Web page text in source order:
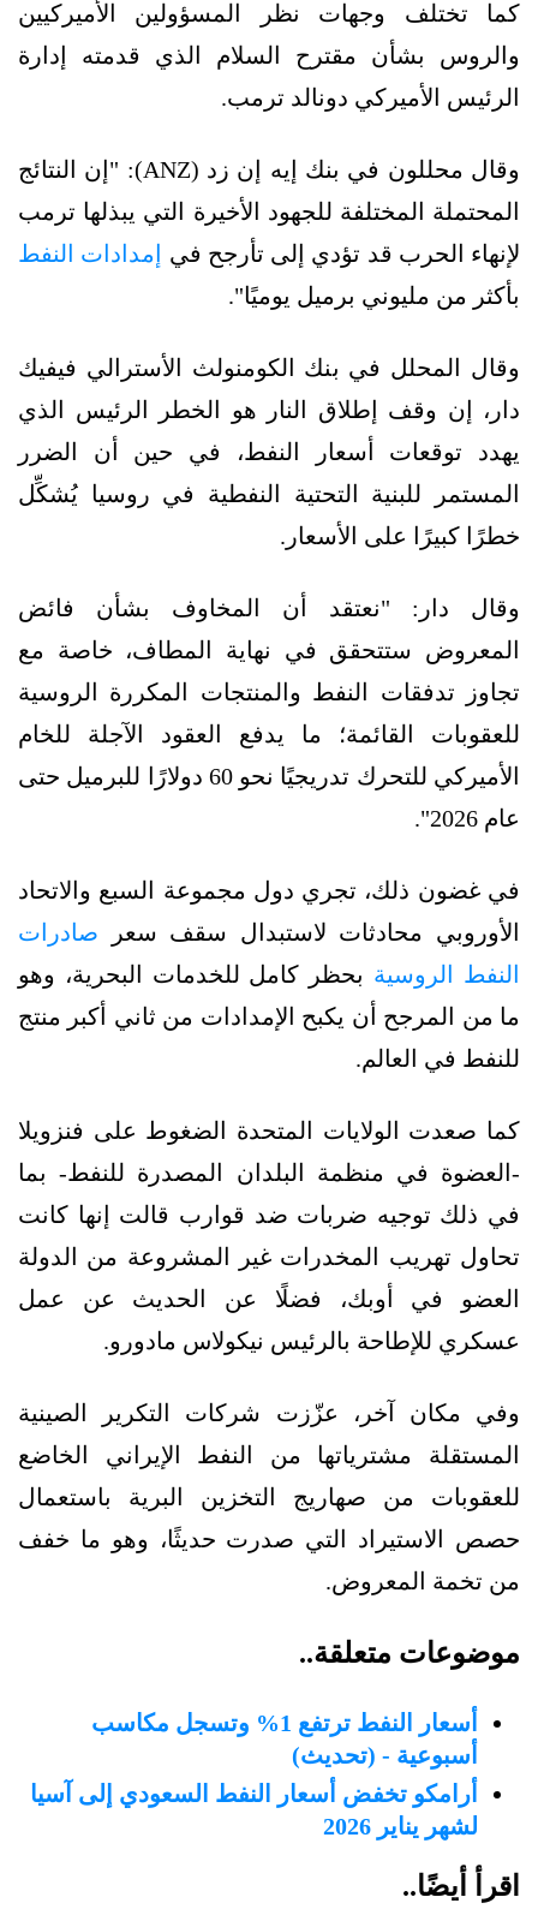
كما تختلف وجهات نظر المسؤولين الأميركيين
والروس بشأن مقترح السلام الذي قدمته إدارة
الرئيس الأميركي دونالد ترمب.
وقال محللون في بنك إيه إن زد (ANZ): "إن النتائج
المحتملة المختلفة للجهود الأخيرة التي يبذلها ترمب
لإنهاء الحرب قد تؤدي إلى تأرجح في
إمدادات النفط
بأكثر من مليوني برميل يوميًا".
وقال المحلل في بنك الكومنولث الأسترالي فيفيك
دار، إن وقف إطلاق النار هو الخطر الرئيس الذي
يهدد توقعات أسعار النفط، في حين أن الضرر
المستمر للبنية التحتية النفطية في روسيا يُشكِّل
خطرًا كبيرًا على الأسعار.
وقال دار: "نعتقد أن المخاوف بشأن فائض
المعروض ستتحقق في نهاية المطاف، خاصة مع
تجاوز تدفقات النفط والمنتجات المكررة الروسية
للعقوبات القائمة؛ ما يدفع العقود الآجلة للخام
الأميركي للتحرك تدريجيًا نحو 60 دولارًا للبرميل حتى
عام 2026".
في غضون ذلك، تجري دول مجموعة السبع والاتحاد
الأوروبي محادثات لاستبدال سقف سعر صادرات
النفط الروسية بحظر كامل للخدمات البحرية، وهو
ما من المرجح أن يكبح الإمدادات من ثاني أكبر منتج
للنفط في العالم.
كما صعدت الولايات المتحدة الضغوط على فنزويلا
-العضوة في منظمة البلدان المصدرة للنفط- بما
في ذلك توجيه ضربات ضد قوارب قالت إنها كانت
تحاول تهريب المخدرات غير المشروعة من الدولة
العضو في أوبك، فضلًا عن الحديث عن عمل
عسكري للإطاحة بالرئيس نيكولاس مادورو.
وفي مكان آخر، عزّزت شركات التكرير الصينية
المستقلة مشترياتها من النفط الإيراني الخاضع
للعقوبات من صهاريج التخزين البرية باستعمال
حصص الاستيراد التي صدرت حديثًا، وهو ما خفف
من تخمة المعروض.
موضوعات متعلقة..
أسعار النفط ترتفع 1% وتسجل مكاسب
أسبوعية - (تحديث)
أرامكو تخفض أسعار النفط السعودي إلى آسيا
لشهر يناير 2026
اقرأ أيضًا..